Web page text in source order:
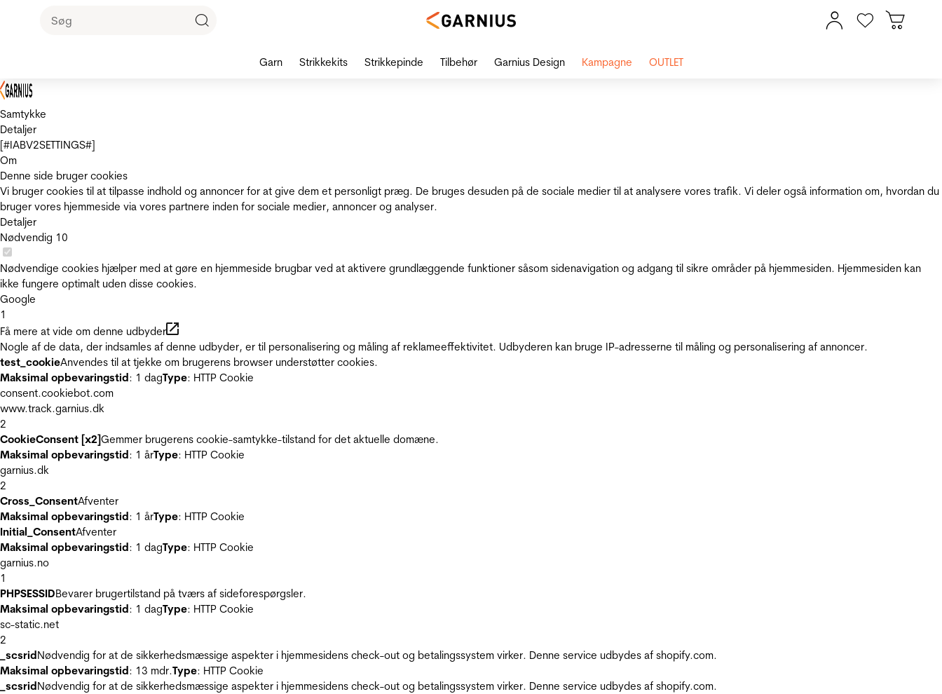
Samtykke
Detaljer
[#IABV2SETTINGS#]
Om
Denne side bruger cookies
Vi bruger cookies til at tilpasse indhold og annoncer for at give dem et personligt præg. De bruges desuden på de sociale medier til at analysere vores trafik. Vi deler også information om, hvordan du
bruger vores hjemmeside via vores partnere inden for sociale medier, annoncer og analyser.
Detaljer
Nødvendig 10
Nødvendige cookies hjælper med at gøre en hjemmeside brugbar ved at aktivere grundlæggende funktioner såsom sidenavigation og adgang til sikre områder på hjemmesiden. Hjemmesiden kan
ikke fungere optimalt uden disse cookies.
Google
1
Få mere at vide om denne udbyder
Nogle af de data, der indsamles af denne udbyder, er til personalisering og måling af reklameeffektivitet. Udbyderen kan bruge IP-adresserne til måling og personalisering af annoncer.
test_cookieAnvendes til at tjekke om brugerens browser understøtter cookies.
Maksimal opbevaringstid: 1 dagType: HTTP Cookie
consent.cookiebot.com
www.track.garnius.dk
2
CookieConsent [x2]Gemmer brugerens cookie-samtykke-tilstand for det aktuelle domæne.
Maksimal opbevaringstid: 1 årType: HTTP Cookie
garnius.dk
2
Cross_ConsentAfventer
Maksimal opbevaringstid: 1 årType: HTTP Cookie
Initial_ConsentAfventer
Maksimal opbevaringstid: 1 dagType: HTTP Cookie
garnius.no
1
PHPSESSIDBevarer brugertilstand på tværs af sideforespørgsler.
Maksimal opbevaringstid: 1 dagType: HTTP Cookie
sc-static.net
2
_scsridNødvendig for at de sikkerhedsmæssige aspekter i hjemmesidens check-out og betalingssystem virker. Denne service udbydes af shopify.com.
Maksimal opbevaringstid: 13 mdr.Type: HTTP Cookie
_scsridNødvendig for at de sikkerhedsmæssige aspekter i hjemmesidens check-out og betalingssystem virker. Denne service udbydes af shopify.com.
Garn Strikkekits Strikkepinde Tilbehør Garnius Design Kampagne OUTLET